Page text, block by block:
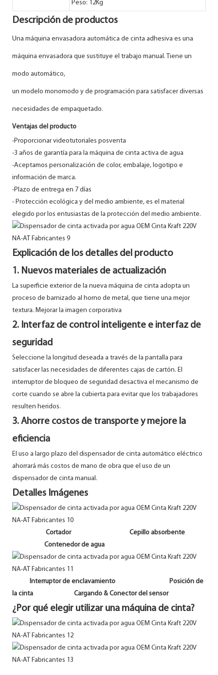
Peso: 12Kg
Descripción de productos
Una máquina envasadora automática de cinta adhesiva es una
máquina envasadora que sustituye el trabajo manual. Tiene un
modo automático,
un modelo monomodo y de programación para satisfacer diversas
necesidades de empaquetado.
Ventajas del producto
-Proporcionar videotutoriales posventa
-3 años de garantía para la máquina de cinta activa de agua
-Aceptamos personalización de color, embalaje, logotipo e
información de marca.
-Plazo de entrega en 7 días
- Protección ecológica y del medio ambiente, es el material
elegido por los entusiastas de la protección del medio ambiente.
Explicación de los detalles del producto
1. Nuevos materiales de actualización
La superficie exterior de la nueva máquina de cinta adopta un
proceso de barnizado al horno de metal, que tiene una mejor
textura. Mejorar la imagen corporativa
2. Interfaz de control inteligente e interfaz de
seguridad
Seleccione la longitud deseada a través de la pantalla para
satisfacer las necesidades de diferentes cajas de cartón. El
interruptor de bloqueo de seguridad desactiva el mecanismo de
corte cuando se abre la cubierta para evitar que los trabajadores
resulten heridos.
3. Ahorre costos de transporte y mejore la
eficiencia
El uso a largo plazo del dispensador de cinta automático eléctrico
ahorrará más costos de mano de obra que el uso de un
dispensador de cinta manual.
Detalles Imágenes
Cortador Cepillo absorbente
Contenedor de agua
Interruptor de enclavamiento Posición de
la cinta Cargando & Conector del sensor
¿Por qué elegir utilizar una máquina de cinta?